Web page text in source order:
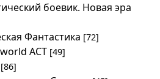
боевик. Новая эра
Фантастика [72]
АСТ [49]
[86]